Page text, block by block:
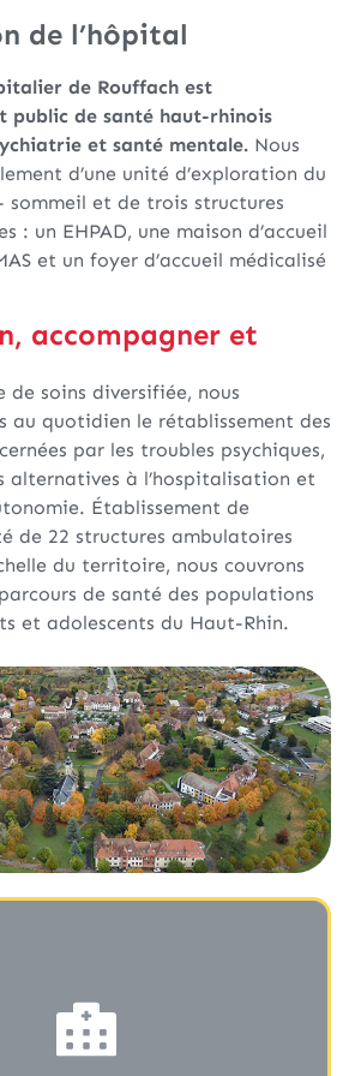
de l’hôpital
de Rouffach est
public de santé haut-rhinois
et santé mentale. Nous
d’une unité d’exploration du
sommeil et de trois structures
: un EHPAD, une maison d’accueil
et un foyer d’accueil médicalisé
accompagner et
de soins diversifiée, nous
au quotidien le rétablissement des
par les troubles psychiques,
alternatives à l’hospitalisation et
Établissement de
de 22 structures ambulatoires
du territoire, nous couvrons
de santé des populations
et adolescents du Haut-Rhin.
SOMMES-NOUS ?